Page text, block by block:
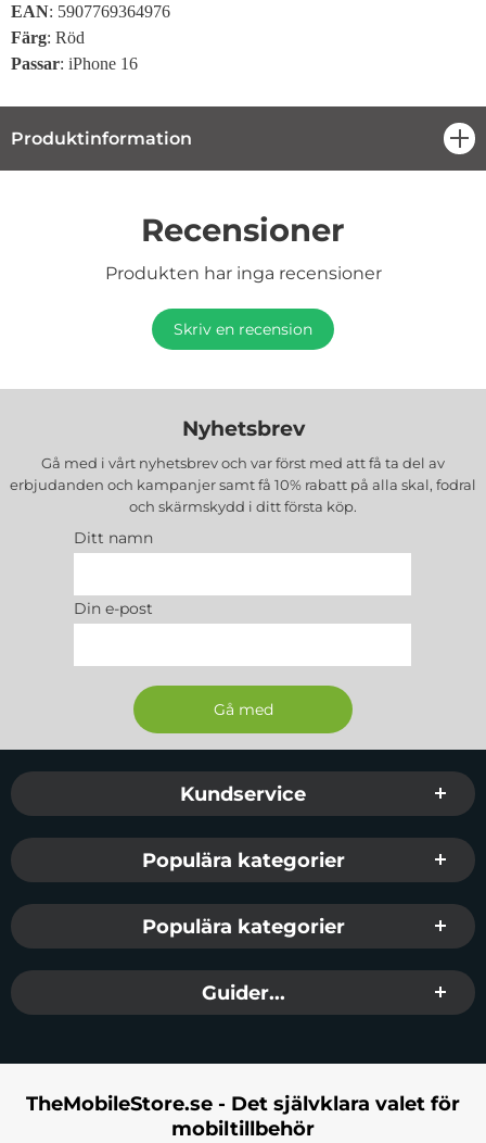
EAN: 5907769364976
Färg: Röd
Passar: iPhone 16
Produktinformation
Recensioner
Produkten har inga recensioner
Skriv en recension
Nyhetsbrev
Gå med i vårt nyhetsbrev och var först med att få ta del av
erbjudanden och kampanjer samt få 10% rabatt på alla skal, fodral
och skärmskydd i ditt första köp.
Ditt namn
Din e-post
Sidfot Blandad info och länkar
Kundservice
Populära kategorier
Populära kategorier
Guider...
TheMobileStore.se - Det självklara valet för
mobiltillbehör